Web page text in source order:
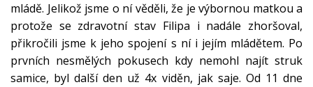
mládě. Jelikož jsme o ní věděli, že je výbornou matkou a
protože se zdravotní stav Filipa i nadále zhoršoval,
přikročili jsme k jeho spojení s ní i jejím mládětem. Po
prvních nesmělých pokusech kdy nemohl najít struk
samice, byl další den už 4x viděn, jak saje. Od 11 dne